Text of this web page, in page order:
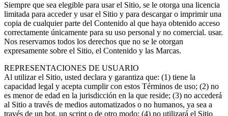
Siempre que sea elegible para usar el Sitio, se le otorga una licencia
limitada para acceder y usar el Sitio y para descargar o imprimir una
copia de cualquier parte del Contenido al que haya obtenido acceso
correctamente únicamente para su uso personal y no comercial. usar.
Nos reservamos todos los derechos que no se le otorgan
expresamente sobre el Sitio, el Contenido y las Marcas.
REPRESENTACIONES DE USUARIO
Al utilizar el Sitio, usted declara y garantiza que: (1) tiene la
capacidad legal y acepta cumplir con estos Términos de uso; (2) no
es menor de edad en la jurisdicción en la que reside; (3) no accederá
al Sitio a través de medios automatizados o no humanos, ya sea a
través de un bot, un script o de otro modo; (4) no utilizará el Sitio